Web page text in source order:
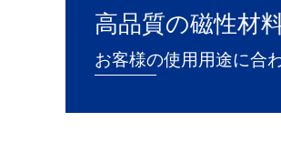
高品質の磁性材
お客様の使用用途に合